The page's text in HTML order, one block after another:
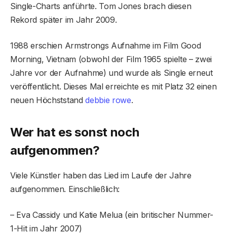
Single-Charts anführte. Tom Jones brach diesen
Rekord später im Jahr 2009.
1988 erschien Armstrongs Aufnahme im Film Good
Morning, Vietnam (obwohl der Film 1965 spielte – zwei
Jahre vor der Aufnahme) und wurde als Single erneut
veröffentlicht. Dieses Mal erreichte es mit Platz 32 einen
neuen Höchststanddebbie rowe.
Wer hat es sonst noch
aufgenommen?
Viele Künstler haben das Lied im Laufe der Jahre
aufgenommen. Einschließlich:
– Eva Cassidy und Katie Melua (ein britischer Nummer-
1-Hit im Jahr 2007)